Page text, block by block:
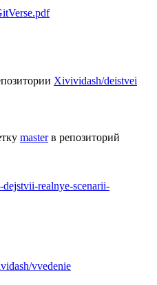
Xivividash/deistvei
master в репозиторий
dejstvii-realnye-scenarii-
vvedenie